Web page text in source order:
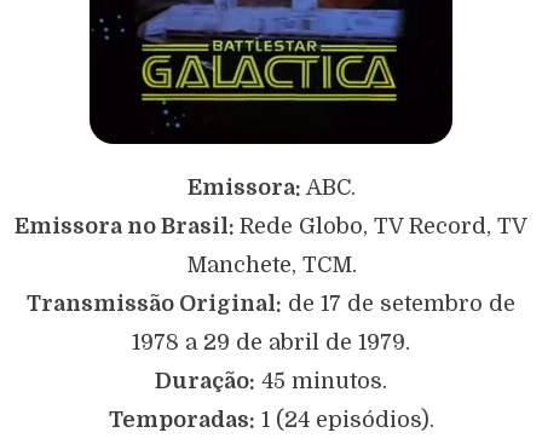
Emissora: ABC.
Emissora no Brasil: Rede Globo, TV Record, TV
Manchete, TCM.
Transmissão Original: de 17 de setembro de
1978 a 29 de abril de 1979.
Duração: 45 minutos.
Temporadas: 1 (24 episódios).